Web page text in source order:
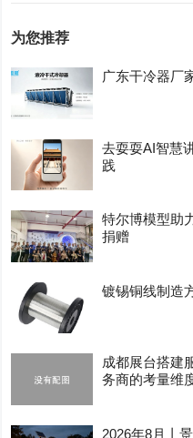
为您推荐
广东干冷器厂
去耍耍AI智慧
践
特尔博模型助
捐赠
镀锡铜线制造
成都展台搭建
务商的考量维
2026年8月丨